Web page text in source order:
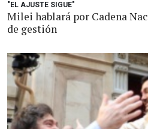
"EL AJUSTE SIGUE"
Milei hablará por Cadena
de gestión